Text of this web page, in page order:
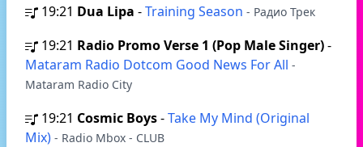
19:21 Dua Lipa -Training Season - Радио Трек
19:21 Radio Promo Verse 1 (Pop Male Singer)-
Mataram Radio Dotcom Good News For All -
Mataram Radio City
19:21 Cosmic Boys-Take My Mind (Original
Mix) - Radio Mbox - CLUB